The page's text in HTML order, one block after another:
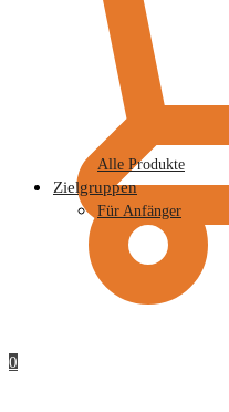
0
Alle Produkte
Zielgruppen
Für Anfänger